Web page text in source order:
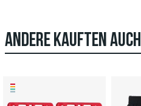
ANDERE KAUFTEN AUCH